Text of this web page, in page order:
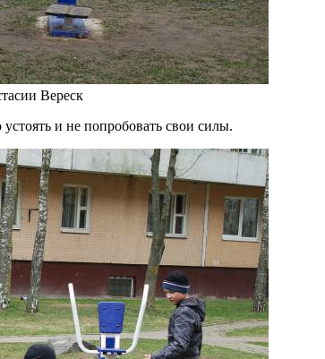
Вереск
и не попробовать свои силы.